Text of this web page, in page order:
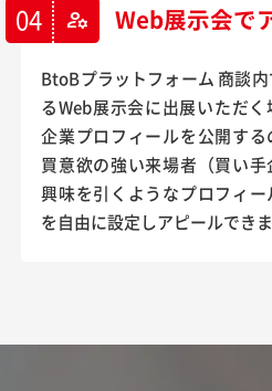
04 manage_accounts Web展示会で
BtoBプラットフォーム 商談
るWeb展示会に出展いただく
企業プロフィールを公開する
買意欲の強い来場者（買い手
興味を引くようなプロフィー
を自由に設定しアピールできま